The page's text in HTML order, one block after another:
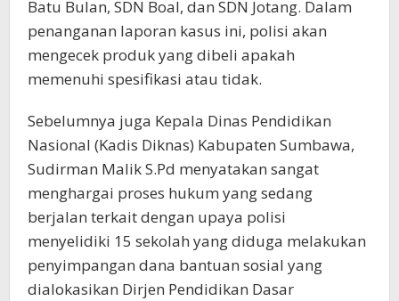
Batu Bulan, SDN Boal, dan SDN Jotang. Dalam
penanganan laporan kasus ini, polisi akan
mengecek produk yang dibeli apakah
memenuhi spesifikasi atau tidak.
Sebelumnya juga Kepala Dinas Pendidikan
Nasional (Kadis Diknas) Kabupaten Sumbawa,
Sudirman Malik S.Pd menyatakan sangat
menghargai proses hukum yang sedang
berjalan terkait dengan upaya polisi
menyelidiki 15 sekolah yang diduga melakukan
penyimpangan dana bantuan sosial yang
dialokasikan Dirjen Pendidikan Dasar